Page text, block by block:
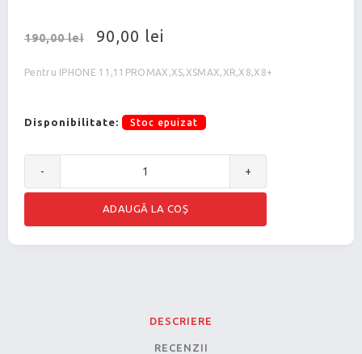
190,00 lei 90,00 lei
Pentru IPHONE 11,11PROMAX,XS,XSMAX,XR,X8,X8+
Disponibilitate: Stoc epuizat
- +
DESCRIERE
RECENZII